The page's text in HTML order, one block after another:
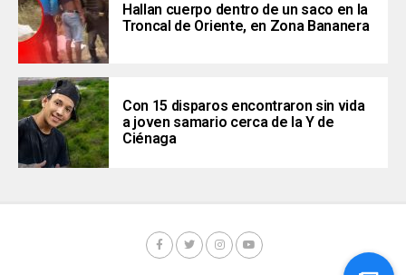
Hallan cuerpo dentro de un saco en la
Troncal de Oriente, en Zona Bananera
Con 15 disparos encontraron sin vida
a joven samario cerca de la Y de
Ciénaga